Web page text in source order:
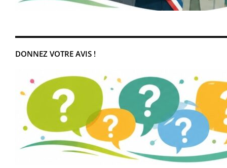
DONNEZ VOTRE AVIS !